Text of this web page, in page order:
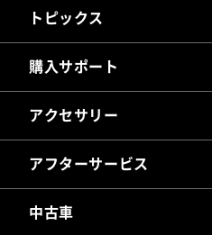
トピックス
購入サポート
アクセサリー
アフターサービス
中古車